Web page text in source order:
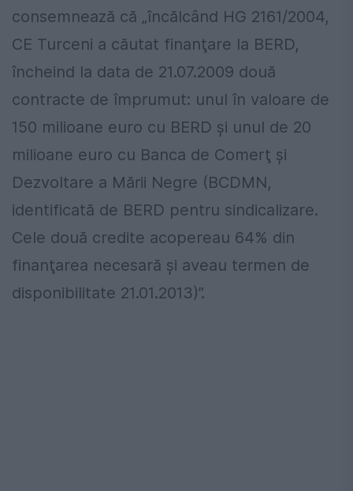
consemnează că „încălcând HG 2161/2004,
CE Turceni a căutat finanţare la BERD,
încheind la data de 21.07.2009 două
contracte de împrumut: unul în valoare de
150 milioane euro cu BERD şi unul de 20
milioane euro cu Banca de Comerţ şi
Dezvoltare a Mării Negre (BCDMN,
identificată de BERD pentru sindicalizare.
Cele două credite acopereau 64% din
finanţarea necesară şi aveau termen de
disponibilitate 21.01.2013)”.